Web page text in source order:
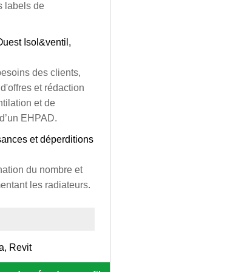
labels de
Isol&ventil,
des clients,
et rédaction
et de
EHPAD.
et déperditions
du nombre et
les radiateurs.
Revit